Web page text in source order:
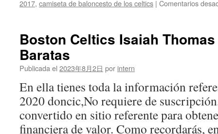
2017, camiseta de baloncesto de los celtics | Comentarios
Boston Celtics Isaiah
Baratas
Publicada el 2023年8月2日 por intern
En ella tienes toda la información
2020 doncic,No requiere de
convertido en sitio referente para
financiera de valor. Como recordarás,